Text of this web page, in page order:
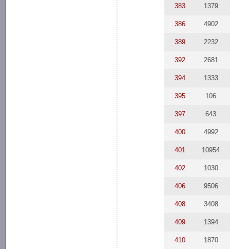
383 1379
386 4902
389 2232
392 2681
394 1333
395 106
397 643
400 4992
401 10954
402 1030
406 9506
408 3408
409 1394
410 1870